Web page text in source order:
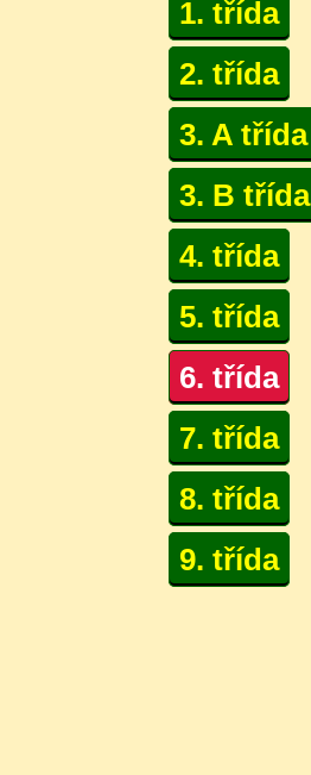
1. třída
2. třída
3. A třída
3. B třída
4. třída
5. třída
6. třída
7. třída
8. třída
9. třída